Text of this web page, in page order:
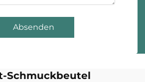
Absenden
Schmuckbeutel